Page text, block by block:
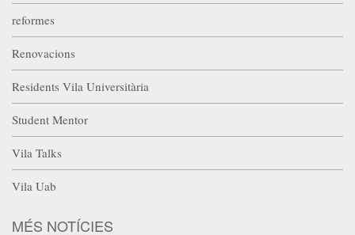
reformes
Renovacions
Residents Vila Universitària
Student Mentor
Vila Talks
Vila Uab
MÉS NOTÍCIES